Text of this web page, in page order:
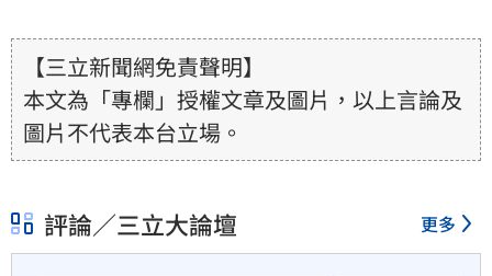
【三立新聞網免責聲明】
本文為「專欄」授權文章及圖片，以上言論及
圖片不代表本台立場。
評論／三立大論壇 更多